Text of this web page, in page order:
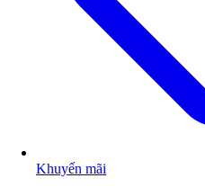
Khuyến mãi